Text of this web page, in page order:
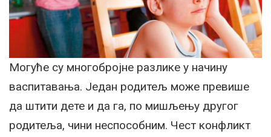
Могуће су многобројне разлике у начину
васпитавања. Један родитељ може превише
да штити дете и да га, по мишљењу другог
родитеља, чини неспособним. Чест конфликт